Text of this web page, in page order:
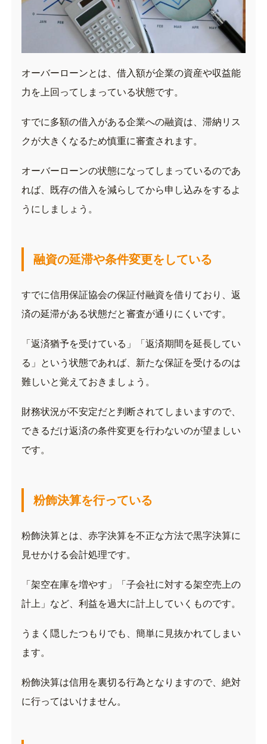
オーバーローンとは、借入額が企業の資産や収益能
力を上回ってしまっている状態です。
すでに多額の借入がある企業への融資は、滞納リス
クが大きくなるため慎重に審査されます。
オーバーローンの状態になってしまっているのであ
れば、既存の借入を減らしてから申し込みをするよ
うにしましょう。
融資の延滞や条件変更をしている
すでに信用保証協会の保証付融資を借りており、返
済の延滞がある状態だと審査が通りにくいです。
「返済猶予を受けている」「返済期間を延長してい
る」という状態であれば、新たな保証を受けるのは
難しいと覚えておきましょう。
財務状況が不安定だと判断されてしまいますので、
できるだけ返済の条件変更を行わないのが望ましい
です。
粉飾決算を行っている
粉飾決算とは、赤字決算を不正な方法で黒字決算に
見せかける会計処理です。
「架空在庫を増やす」「子会社に対する架空売上の
計上」など、利益を過大に計上していくものです。
うまく隠したつもりでも、簡単に見抜かれてしまい
ます。
粉飾決算は信用を裏切る行為となりますので、絶対
に行ってはいけません。